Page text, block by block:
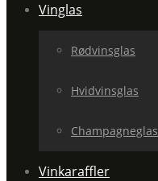
Vinglas
Rødvinsglas
Hvidvinsglas
Champagneglas
Vinkaraffler